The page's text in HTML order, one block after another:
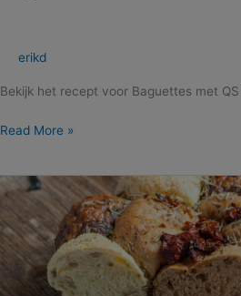
erikd
Bekijk het recept voor Baguettes met
Read More »
BBQ
Broodjes